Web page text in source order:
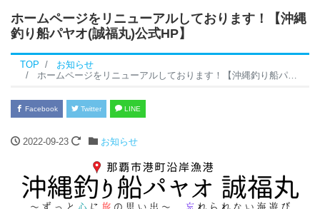
ホームページをリニューアルしております！【沖縄
釣り船パヤオ(誠福丸)公式HP】
TOP
お知らせ
ホームページをリニューアルしております！【沖縄釣り船パヤオ(誠福丸)公式HP】
Facebook Twitter LINE
2022-09-23 お知らせ